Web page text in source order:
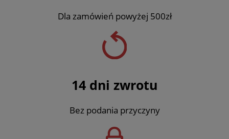
Dla zamówień powyżej 500zł
14 dni zwrotu
Bez podania przyczyny